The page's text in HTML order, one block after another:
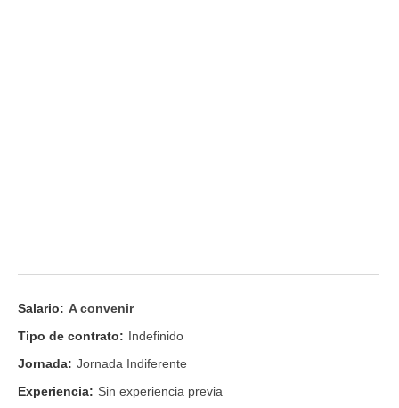
Salario: A convenir
Tipo de contrato: Indefinido
Jornada: Jornada Indiferente
Experiencia: Sin experiencia previa